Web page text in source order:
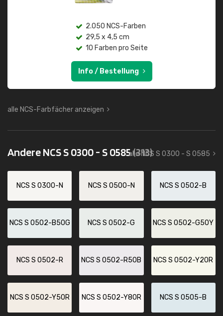
2.050 NCS-Farben
29,5 x 4,5 cm
10 Farben pro Seite
Info / Bestellung
alle NCS-Farbfächer anzeigen
Andere NCS S 0300 - S 0585(313)
alle NCS S 0300 - S 0585
NCS S 0300-N NCS S 0500-N NCS S 0502-B
NCS S 0502-B50G NCS S 0502-G NCS S 0502-G50Y
NCS S 0502-R NCS S 0502-R50B NCS S 0502-Y20R
NCS S 0502-Y50R NCS S 0502-Y80R NCS S 0505-B